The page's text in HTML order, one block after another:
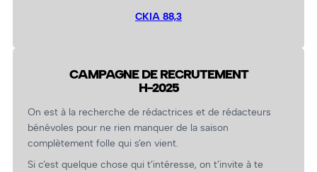
CKIA 88,3
CAMPAGNE DE RECRUTEMENT
H-2025
On est à la recherche de rédactrices et de rédacteurs
bénévoles pour ne rien manquer de la saison
complètement folle qui s’en vient.
Si c’est quelque chose qui t’intéresse, on t’invite à te